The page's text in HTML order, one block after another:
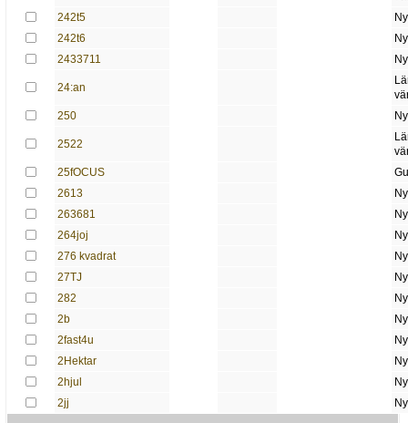
242t5
242t6
2433711
24:an
250
2522
25fOCUS
2613
263681
264joj
276 kvadrat
27TJ
282
2b
2fast4u
2Hektar
2hjul
2jj